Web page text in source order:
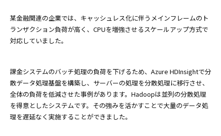
某金融関連の企業では、キャッシュレス化に伴うメインフレームのト
ランザクション負荷が高く、CPUを増強させるスケールアップ方式で
対応していました。
課金システムのバッチ処理の負荷を下げるため、Azure HDInsightで分
散データ処理基盤を構築し、サーバーの処理を分散処理に移行させ、
全体の負荷を低減させた事例があります。Hadoopは並列の分散処理
を得意としたシステムです。その強みを活かすことで大量のデータ処
理を遅延なく実施することができました。